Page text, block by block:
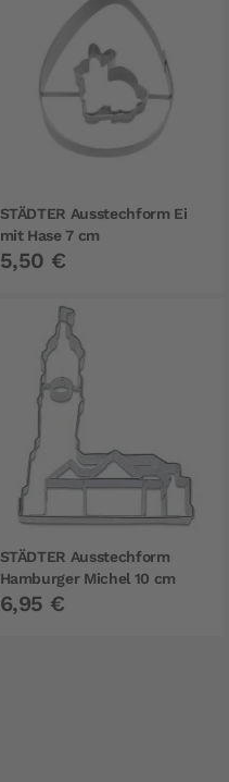
STÄDTER Ausstechform Ei
mit Hase 7 cm
5,50 €
STÄDTER Ausstechform
Hamburger Michel 10 cm
6,95 €